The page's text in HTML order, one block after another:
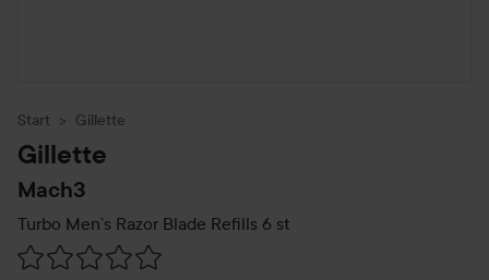
Start Gillette
Gillette
Mach3
Turbo Men’s Razor Blade Refills 6 st
Hoppa till Betyg & kommentarer